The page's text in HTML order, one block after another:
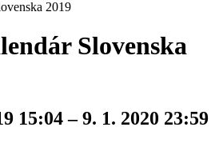
2019
Slovenska
15:04 – 9. 1. 2020 23:59